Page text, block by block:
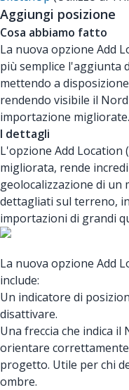
Aggiungi posizione
Cosa abbiamo fatto
La nuova opzione Add
più semplice l'aggiunta
mettendo a
rendendo visibile il
importazione migliorate.
I dettagli
L'opzione Add Location
migliorata, rende
geolocalizzazione di un
dettagliati sul terreno,
importazioni di grandi
La nuova opzione Add
include:
Un indicatore di
disattivare.
Una freccia che indica
orientare
progetto. Utile per chi
ombre.